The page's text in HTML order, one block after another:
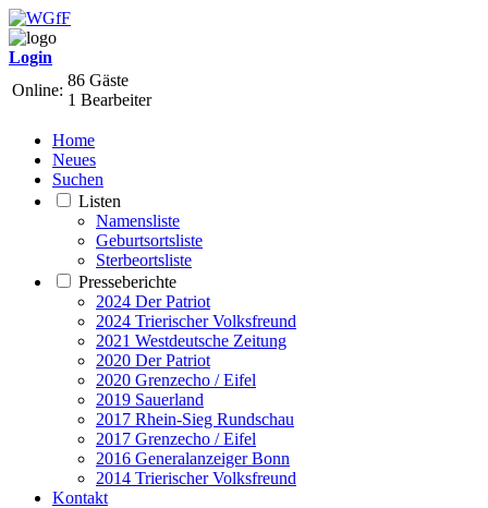
Login
Online:
86 Gäste
1 Bearbeiter
Home
Neues
Suchen
Listen
Namensliste
Geburtsortsliste
Sterbeortsliste
Presseberichte
2024 Der Patriot
2024 Trierischer Volksfreund
2021 Westdeutsche Zeitung
2020 Der Patriot
2020 Grenzecho / Eifel
2019 Sauerland
2017 Rhein-Sieg Rundschau
2017 Grenzecho / Eifel
2016 Generalanzeiger Bonn
2014 Trierischer Volksfreund
Kontakt